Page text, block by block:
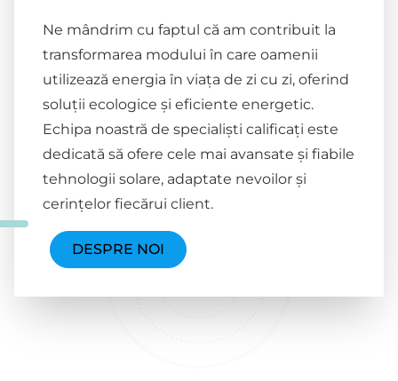
Ne mândrim cu faptul că am contribuit la
transformarea modului în care oamenii
utilizează energia în viața de zi cu zi, oferind
soluții ecologice și eficiente energetic.
Echipa noastră de specialiști calificați este
dedicată să ofere cele mai avansate și fiabile
tehnologii solare, adaptate nevoilor și
cerințelor fiecărui client.
DESPRE NOI